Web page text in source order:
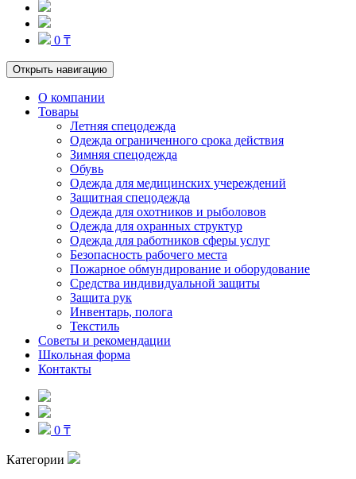
0 ₸
Открыть навигацию
О компании
Товары
Летняя спецодежда
Одежда ограниченного срока действия
Зимняя спецодежда
Обувь
Одежда для медицинских учереждений
Защитная спецодежда
Одежда для охотников и рыболовов
Одежда для охранных структур
Одежда для работников сферы услуг
Безопасность рабочего места
Пожарное обмундирование и оборудование
Средства индивидуальной защиты
Защита рук
Инвентарь, полога
Текстиль
Советы и рекомендации
Школьная форма
Контакты
0 ₸
Категории